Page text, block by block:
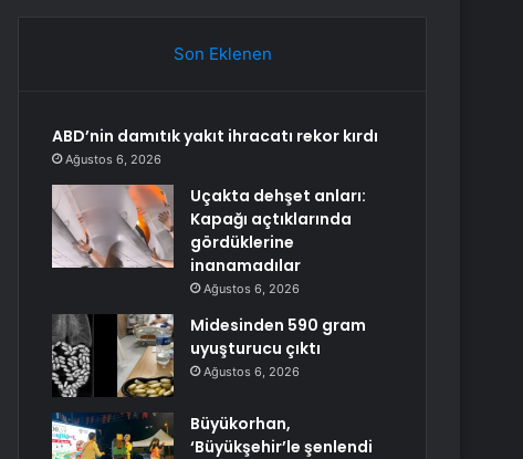
Son Eklenen
ABD’nin damıtık yakıt ihracatı rekor kırdı
Ağustos 6, 2026
Uçakta dehşet anları:
Kapağı açtıklarında
gördüklerine
inanamadılar
Ağustos 6, 2026
Midesinden 590 gram
uyuşturucu çıktı
Ağustos 6, 2026
Büyükorhan,
‘Büyükşehir’le şenlendi